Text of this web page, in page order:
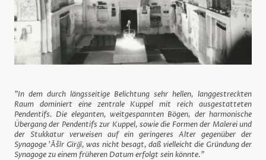
"In dem durch längsseitige Belichtung sehr hellen, langgestreckten
Raum dominiert eine zentrale Kuppel mit reich ausgestatteten
Pendentifs. Die eleganten, weitgespannten Bögen, der harmonische
Übergang der Pendentifs zur Kuppel, sowie die Formen der Malerei und
der Stukkatur verweisen auf ein geringeres Alter gegenüber der
Synagoge 'Āšīr Gïrǧī, was nicht besagt, daß vielleicht die Gründung der
Synagoge zu einem früheren Datum erfolgt sein könnte."